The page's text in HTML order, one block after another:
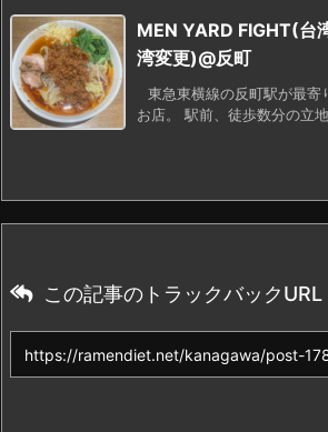
MEN YARD FIGHT(台
湾変更)@反町
東急東横線の反町駅が最寄
お店。 駅前、徒歩数分の立
この記事のトラックバックURL